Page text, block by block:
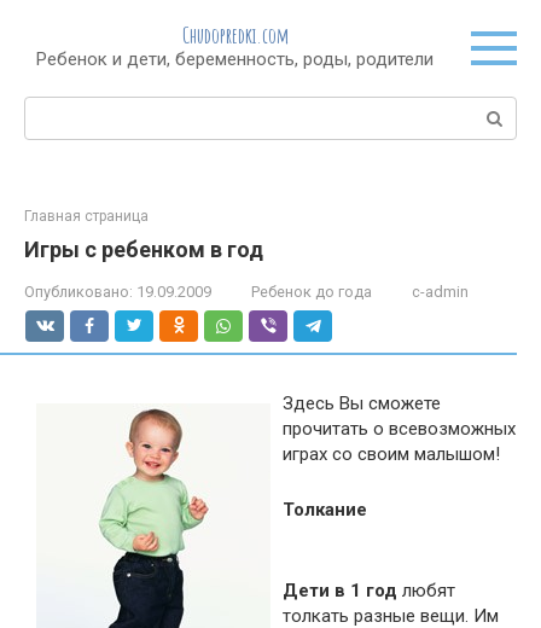
контенту
Chudopredki.com
Ребенок и дети, беременность, роды, родители
Поиск:
Главная страница
Игры с ребенком в год
Опубликовано: 19.09.2009 Ребенок до года c-admin
Здесь Вы сможете
прочитать о всевозможных
играх со своим малышом!
Толкание
Дети в 1 год любят
толкать разные вещи. Им